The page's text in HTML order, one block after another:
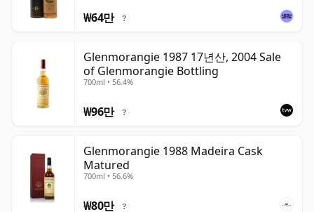
₩64만 ?
Glenmorangie 1987 17년산, 2004 Sale
of Glenmorangie Bottling
700ml • 56.4%
₩96만 ?
Glenmorangie 1988 Madeira Cask
Matured
700ml • 56.6%
₩80만 ?